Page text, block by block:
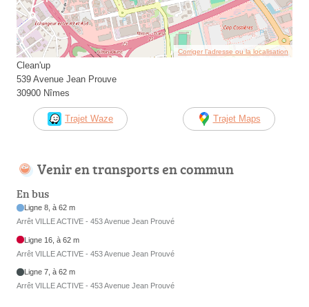
Corriger l’adresse ou la localisation
Clean'up
539 Avenue Jean Prouve
30900 Nîmes
Trajet Waze Trajet Maps
Venir en transports en commun
En bus
Ligne 8, à 62 m
Arrêt VILLE ACTIVE - 453 Avenue Jean Prouvé
Ligne 16, à 62 m
Arrêt VILLE ACTIVE - 453 Avenue Jean Prouvé
Ligne 7, à 62 m
Arrêt VILLE ACTIVE - 453 Avenue Jean Prouvé